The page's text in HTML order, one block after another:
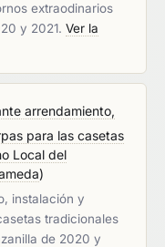
extraodinarios
y 2021. Ver la
arrendamiento,
para las casetas
Local del
)
instalación y
tradicionales
de 2020 y